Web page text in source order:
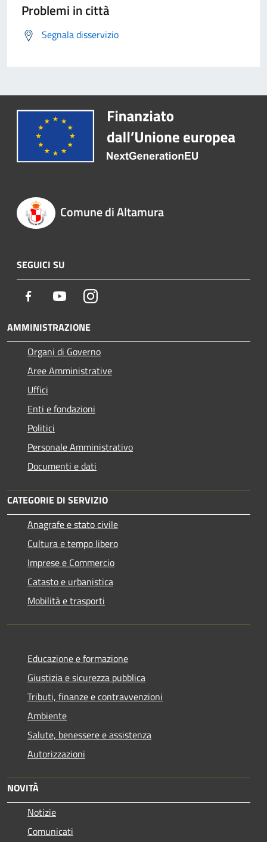
Problemi in città
Segnala disservizio
Comune di Altamura
SEGUICI SU
Facebook YoutubeInstagram
AMMINISTRAZIONE
Organi di Governo
Aree Amministrative
Uffici
Enti e fondazioni
Politici
Personale Amministrativo
Documenti e dati
CATEGORIE DI SERVIZIO
Anagrafe e stato civile
Cultura e tempo libero
Imprese e Commercio
Catasto e urbanistica
Mobilità e trasporti
Educazione e formazione
Giustizia e sicurezza pubblica
Tributi, finanze e contravvenzioni
Ambiente
Salute, benessere e assistenza
Autorizzazioni
NOVITÀ
Notizie
Comunicati